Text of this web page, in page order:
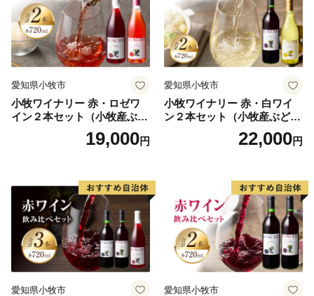
愛知県小牧市
小牧ワイナリー 赤・ロゼワ
イン２本セット（小牧産ぶど
19,000円
愛知県小牧市
小牧ワイナリー 赤・白ワイ
ン２本セット（小牧産ぶどう
22,000円
愛知県小牧市 愛知県小牧市